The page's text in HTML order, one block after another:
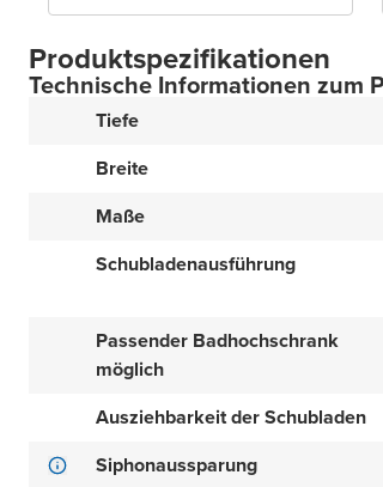
Produktspezifikationen
Technische Informationen zum
Tiefe
Breite
Maße
Schubladenausführung
Passender Badhochschrank
möglich
Ausziehbarkeit der Schubladen
Siphonaussparung